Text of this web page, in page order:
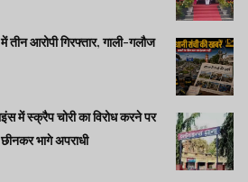
आरोपी गिरफ्तार, गाली-गलौज
में स्क्रैप चोरी का विरोध करने पर
भागे अपराधी